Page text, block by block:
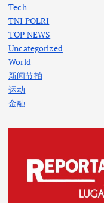
Tech
TNI POLRI
TOP NEWS
Uncategorized
World
新闻节拍
运动
金融